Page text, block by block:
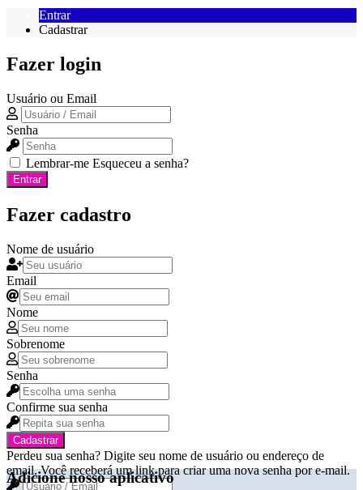
Entrar
Cadastrar
Fazer login
Usuário ou Email
Senha
Lembrar-me Esqueceu a senha?
Entrar
Fazer cadastro
Nome de usuário
Email
Nome
Sobrenome
Senha
Confirme sua senha
Cadastrar
Perdeu sua senha? Digite seu nome de usuário ou endereço de
email. Você receberá um link para criar uma nova senha por e-mail.
Adicione nosso aplicativo